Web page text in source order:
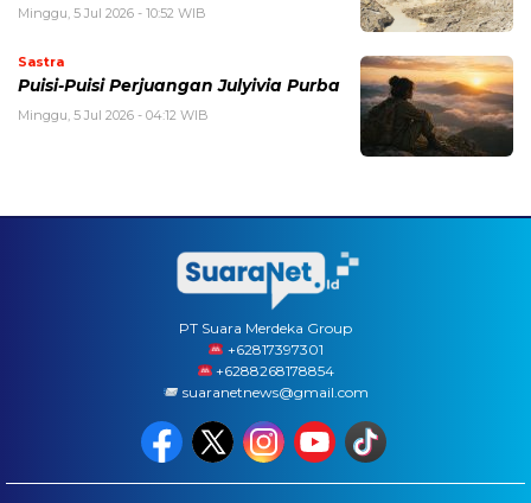
Minggu, 5 Jul 2026 - 10:52 WIB
Sastra
Puisi-Puisi Perjuangan Julyivia Purba
Minggu, 5 Jul 2026 - 04:12 WIB
PT Suara Merdeka Group
‪+62817397301
+6288268178854
suaranetnews@gmail.com